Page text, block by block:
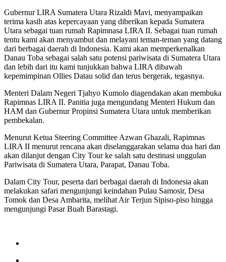
Gubernur LIRA Sumatera Utara Rizaldi Mavi, menyampaikan
terima kasih atas kepercayaan yang diberikan kepada Sumatera
Utara sebagai tuan rumah Rapimnasa LIRA II. Sebagai tuan rumah
tentu kami akan menyambut dan melayani teman-teman yang datang
dari berbagai daerah di Indonesia. Kami akan memperkenalkan
Danau Toba sebagai salah satu potensi pariwisata di Sumatera Utara
dan lebih dari itu kami tunjukkan bahwa LIRA dibawah
kepemimpinan Ollies Datau solid dan terus bergerak, tegasnya.
Menteri Dalam Negeri Tjahyo Kumolo diagendakan akan membuka
Rapimnas LIRA II. Panitia juga mengundang Menteri Hukum dan
HAM dan Gubernur Propinsi Sumatera Utara untuk memberikan
pembekalan.
Menurut Ketua Steering Committee Azwan Ghazali, Rapimnas
LIRA II menurut rencana akan diselanggarakan selama dua hari dan
akan dilanjut dengan City Tour ke salah satu destinasi unggulan
Pariwisata di Sumatera Utara, Parapat, Danau Toba.
Dalam City Tour, peserta dari berbagai daerah di Indonesia akan
melakukan safari mengunjungi keindahan Pulau Samosir, Desa
Tomok dan Desa Ambarita, melihat Air Terjun Sipiso-piso hingga
mengunjungi Pasar Buah Barastagi.